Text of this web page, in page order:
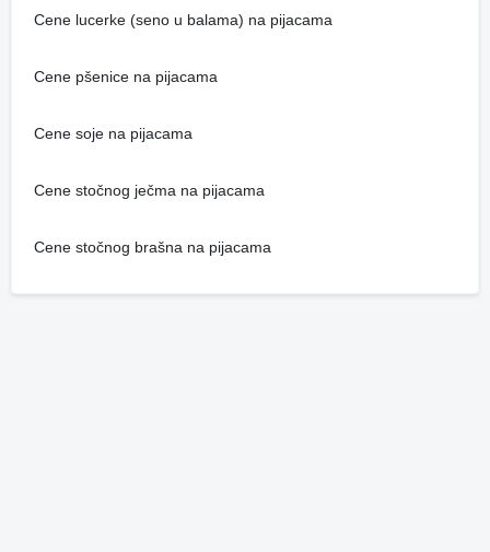
Cene lucerke (seno u balama) na pijacama
Cene pšenice na pijacama
Cene soje na pijacama
Cene stočnog ječma na pijacama
Cene stočnog brašna na pijacama